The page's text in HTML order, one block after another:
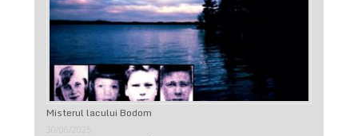
Misterul lacului Bodom